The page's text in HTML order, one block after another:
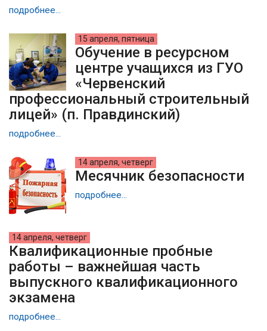
подробнее...
15 апреля, пятница
Обучение в ресурсном
центре учащихся из ГУО
«Червенский
профессиональный строительный
лицей» (п. Правдинский)
подробнее...
14 апреля, четверг
Месячник безопасности
подробнее...
14 апреля, четверг
Квалификационные пробные
работы – важнейшая часть
выпускного квалификационного
экзамена
подробнее...